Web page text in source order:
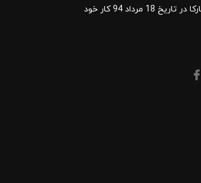
دی و DVD دی وی دی شروع کرد.فروشگاه آنلاین کتاب مارکا در تاریخ 18 مرداد 94 کار خود